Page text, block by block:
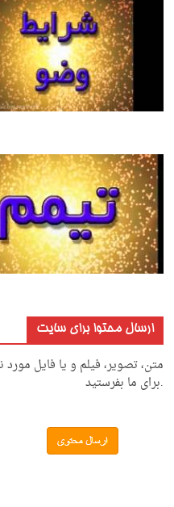
ارسال محتوا برای سایت
متن، تصویر، فیلم و یا فایل مورد
.برای ما بفرستید